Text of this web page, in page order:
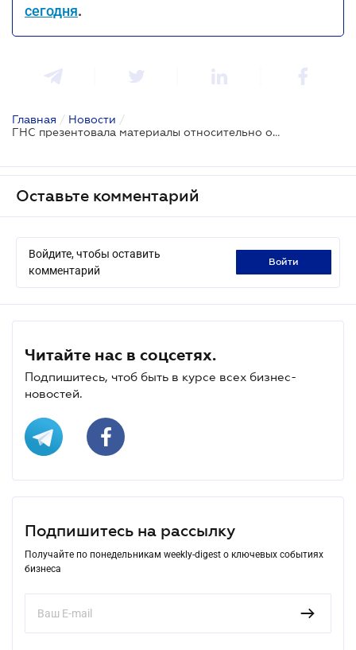
сегодня.
Главная / Новости /
ГНС презентовала материалы относительно остановки регистрации НН/РК
Оставьте комментарий
Войдите, чтобы оставить
комментарий
войти
Читайте нас в соцсетях.
Подпишитесь, чтоб быть в курсе всех бизнес-
новостей.
Подпишитесь на рассылку
Получайте по понедельникам weekly-digest о ключевых событиях
бизнеса